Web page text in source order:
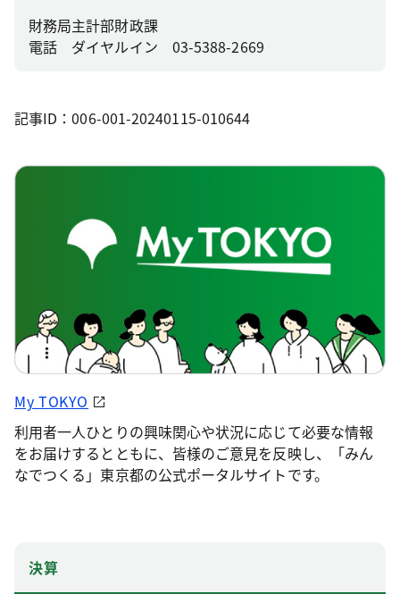
財務局主計部財政課
電話 ダイヤルイン 03-5388-2669
記事ID：006-001-20240115-010644
My TOKYO
利用者一人ひとりの興味関心や状況に応じて必要な情報
をお届けするとともに、皆様のご意見を反映し、「みん
なでつくる」東京都の公式ポータルサイトです。
決算